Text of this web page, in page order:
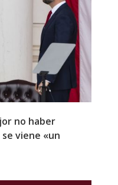
no haber
viene «un